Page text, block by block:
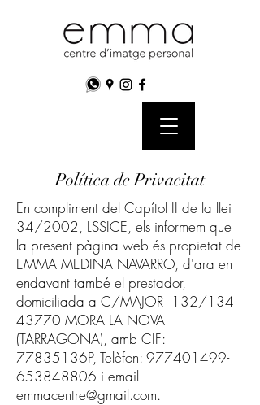
Política de Privacitat
En compliment del Capítol II de la llei
34/2002, LSSICE, els informem que
la present pàgina web és propietat de
EMMA MEDINA NAVARRO, d'ara en
endavant també el prestador,
domiciliada a C/MAJOR 132/134
43770 MORA LA NOVA
(TARRAGONA), amb CIF:
77835136P, Telèfon: 977401499-
653848806 i email
emmacentre@gmail.com.